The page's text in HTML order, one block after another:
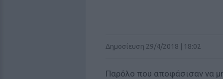
Δημοσίευση 29/4/2018 | 18:02
Παρόλο που αποφάσισαν να